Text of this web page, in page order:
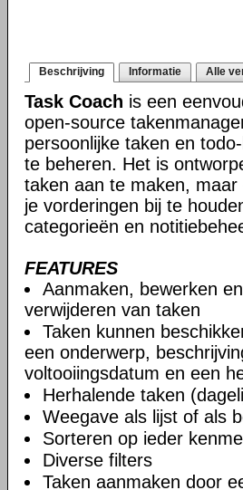
Beschrijving Informatie Alle
Task Coach is een
open-source
persoonlijke taken en
te beheren. Het is
taken aan te maken, maar
je vorderingen bij te
categorieën en
FEATURES
Aanmaken, bewerken en
verwijderen van taken
Taken kunnen
een onderwerp,
voltooiingsdatum en een
Herhalende taken
Weegave als lijst of als
Sorteren op ieder
Diverse filters
Taken aanmaken door